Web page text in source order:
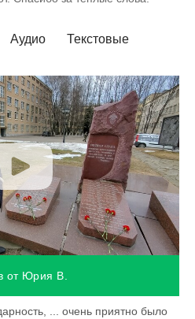
Аудио Текстовые
от Юрия В.
... очень приятно было